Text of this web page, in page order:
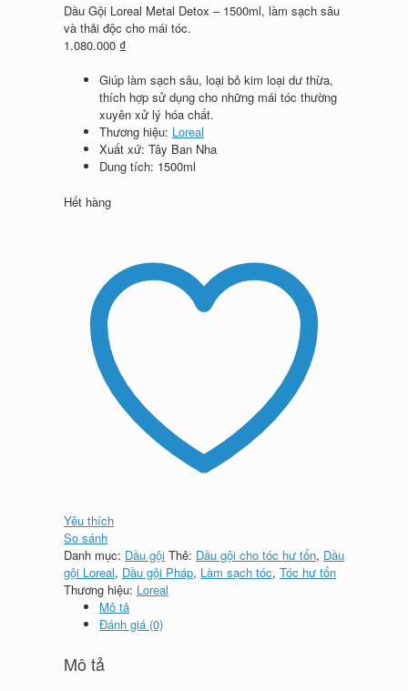
Dầu Gội Loreal Metal Detox – 1500ml, làm sạch sâu
và thải độc cho mái tóc.
1.080.000 ₫
Giúp làm sạch sâu, loại bỏ kim loại dư thừa,
thích hợp sử dụng cho những mái tóc thường
xuyên xử lý hóa chất.
Thương hiệu: Loreal
Xuất xứ: Tây Ban Nha
Dung tích: 1500ml
Hết hàng
Yêu thích
So sánh
Danh mục: Dầu gội Thẻ: Dầu gội cho tóc hư tổn, Dầu
gội Loreal, Dầu gội Pháp, Làm sạch tóc, Tóc hư tổn
Thương hiệu: Loreal
Mô tả
Đánh giá (0)
Mô tả